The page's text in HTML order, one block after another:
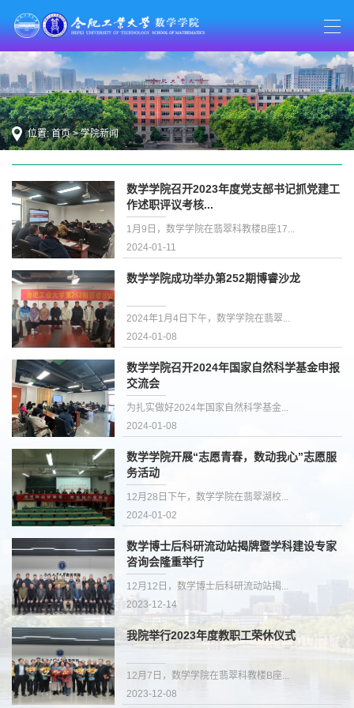
位置:首页>学院新闻
数学学院召开2023年度党支部书记抓党建工
作述职评议考核...
1月9日，数学学院在翡翠科教楼B座17...
2024-01-11
数学学院成功举办第252期博睿沙龙
2024年1月4日下午，数学学院在翡翠...
2024-01-08
数学学院召开2024年国家自然科学基金申报
交流会
为扎实做好2024年国家自然科学基金...
2024-01-08
数学学院开展“志愿青春，数动我心”志愿服
务活动
12月28日下午，数学学院在翡翠湖校...
2024-01-02
数学博士后科研流动站揭牌暨学科建设专家
咨询会隆重举行
12月12日，数学博士后科研流动站揭...
2023-12-14
我院举行2023年度教职工荣休仪式
12月7日，数学学院在翡翠科教楼B座...
2023-12-08